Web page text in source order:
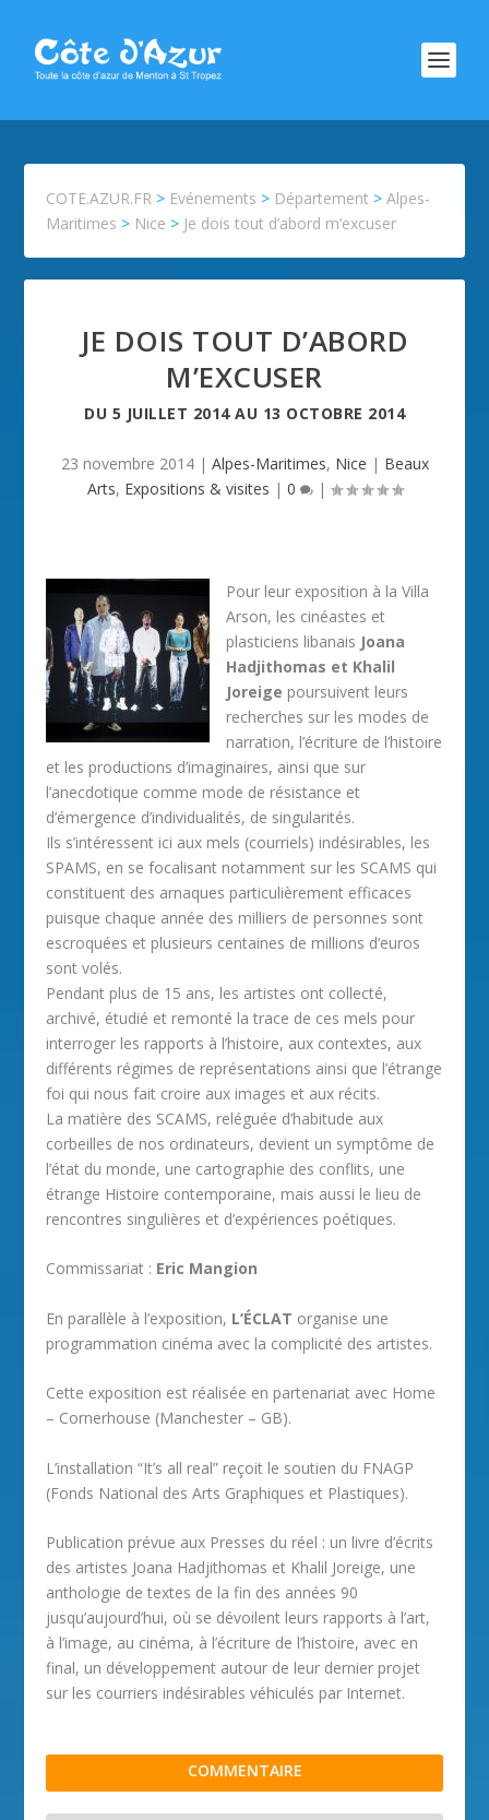
COTE.AZUR.FR > Evénements > Département >Alpes-
Maritimes > Nice > Je dois tout d’abord m’excuser
JE DOIS TOUT D’ABORD
M’EXCUSER
DU 5 JUILLET 2014AU 13 OCTOBRE 2014
23 novembre 2014| Alpes-Maritimes, Nice | Beaux
Arts, Expositions & visites | 0 |
Pour leur exposition à la Villa
Arson, les cinéastes et
plasticiens libanais Joana
Hadjithomas et Khalil
Joreige poursuivent leurs
recherches sur les modes de
narration, l’écriture de l’histoire
et les productions d’imaginaires, ainsi que sur
l’anecdotique comme mode de résistance et
d’émergence d’individualités, de singularités.
Ils s’intéressent ici aux mels (courriels) indésirables, les
SPAMS, en se focalisant notamment sur les SCAMS qui
constituent des arnaques particulièrement efficaces
puisque chaque année des milliers de personnes sont
escroquées et plusieurs centaines de millions d’euros
sont volés.
Pendant plus de 15 ans, les artistes ont collecté,
archivé, étudié et remonté la trace de ces mels pour
interroger les rapports à l’histoire, aux contextes, aux
différents régimes de représentations ainsi que l’étrange
foi qui nous fait croire aux images et aux récits.
La matière des SCAMS, reléguée d’habitude aux
corbeilles de nos ordinateurs, devient un symptôme de
l’état du monde, une cartographie des conflits, une
étrange Histoire contemporaine, mais aussi le lieu de
rencontres singulières et d’expériences poétiques.
Commissariat : Eric Mangion
En parallèle à l’exposition, L’ÉCLAT organise une
programmation cinéma avec la complicité des artistes.
Cette exposition est réalisée en partenariat avec Home
– Cornerhouse (Manchester – GB).
L’installation “It’s all real” reçoit le soutien du FNAGP
(Fonds National des Arts Graphiques et Plastiques).
Publication prévue aux Presses du réel : un livre d’écrits
des artistes Joana Hadjithomas et Khalil Joreige, une
anthologie de textes de la fin des années 90
jusqu’aujourd’hui, où se dévoilent leurs rapports à l’art,
à l’image, au cinéma, à l’écriture de l’histoire, avec en
final, un développement autour de leur dernier projet
sur les courriers indésirables véhiculés par Internet.
COMMENTAIRE